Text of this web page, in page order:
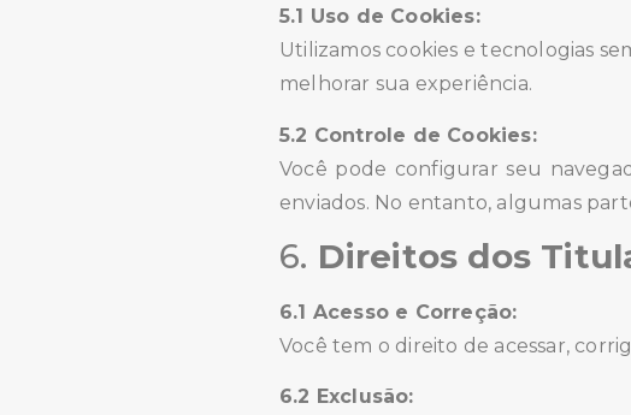
5.1 Uso de Cookies:
Utilizamos cookies e tecnologias
melhorar sua experiência.
5.2 Controle de Cookies:
Você pode configurar seu
enviados. No entanto, algumas
6. Direitos dos
6.1 Acesso e Correção:
Você tem o direito de acessar,
6.2 Exclusão: